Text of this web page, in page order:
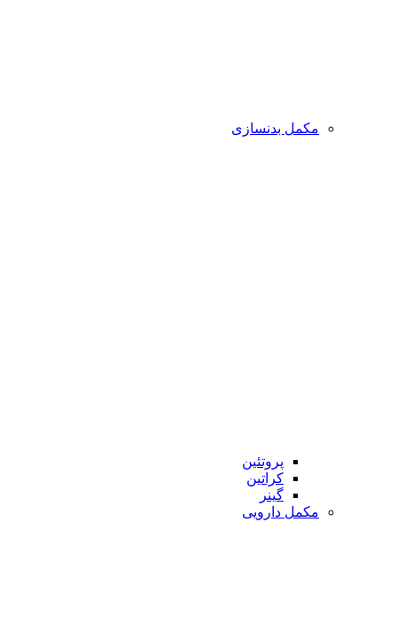
مکمل بدنسازی
پروتئین
کراتین
گینر
مکمل دارویی